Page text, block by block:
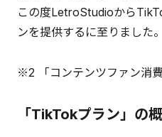
この度LetroStudioから
ンを提供するに至りました。
※2 「コンテンツファン消
「TikTokプラン」の